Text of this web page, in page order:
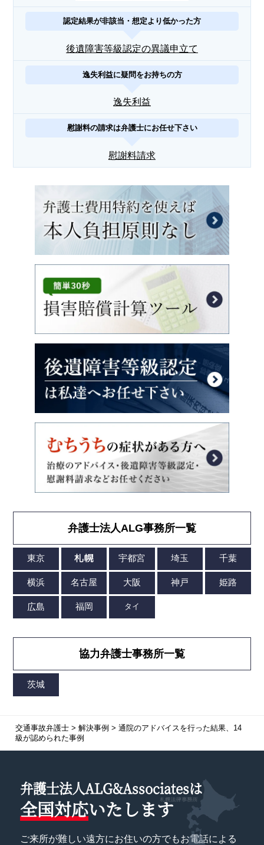
認定結果が非該当・想定より低かった方
後遺障害等級認定の異議申立て
逸失利益に疑問をお持ちの方
逸失利益
慰謝料の請求は弁護士にお任せ下さい
慰謝料請求
弁護士法人ALG事務所一覧
協力弁護士事務所一覧
交通事故弁護士> 解決事例 > 通院のアドバイスを行った結果、 14
級が認められた事例
弁護士法人ALG&Associatesは
全国対応いたします
ご来所が難しい遠方にお住いの方でもお電話による